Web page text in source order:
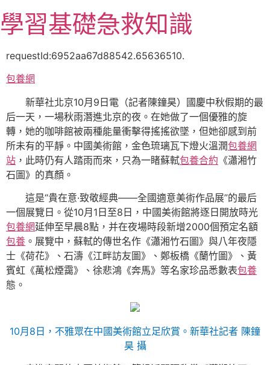
至
主
容
學習基礎急救知識
requestId:6952aa67d88542.65636510.
包養網
新華社北京10月9日電（記者陳鐘昊）國慶中秋假期的最
后一天，一場秋雨潛進北京的夜。在她做了一個優雅的旋
轉，她的咖啡館被兩種能量衝擊得搖搖欲墜，但她卻感到前
所未有的平靜。中國美術館，金色琉璃瓦下燈火溫潤包養網
站 ，此時仍有人踏雨而來，只為一睹蘇軾包養合約 《瀟湘竹
石圖》的真顏。
這是“貴在意·致敬經典——全國適意美術作品展”的最后
一個展覽日。從10月1日至8日，中國美術館將逐日開放時光
包養網延伸至早晨8點，并在夜場時段新增2000個預定名額
包養 。展覽中，蘇軾的傳世名作《瀟湘竹石圖》與八年夜隱
士《荷花》、石濤《江畔訪友圖》、鄭板橋《蘭竹圖》、黃
賓虹《萬松煙靄》、徐悲鴻《奔馬》等名家珍品悉數表包養
態。
10月8日，不雅眾在中國美術館立足欣賞。新華社記者 陳鐘
昊 攝